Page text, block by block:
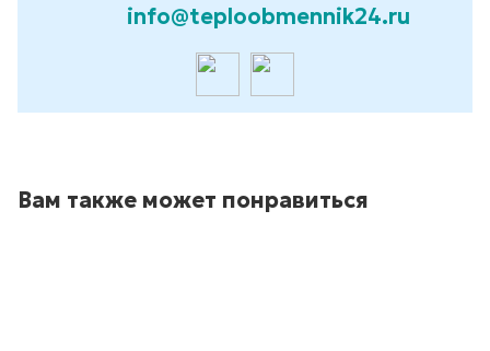
info@teploobmennik24.ru
Вам также может понравиться